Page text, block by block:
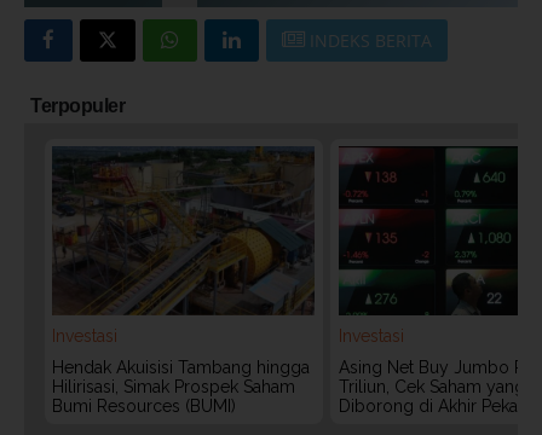
INDEKS BERITA
Terpopuler
Investasi
Hendak Akuisisi Tambang hingga
Hilirisasi, Simak Prospek Saham
Bumi Resources (BUMI)
Investasi
Asing Net Buy Jumbo Rp
Triliun, Cek Saham yang
Diborong di Akhir Pekan